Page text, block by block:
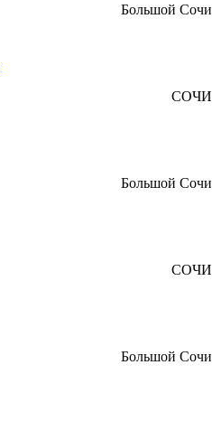
Большой Сочи
СОЧИ
Большой Сочи
СОЧИ
Большой Сочи